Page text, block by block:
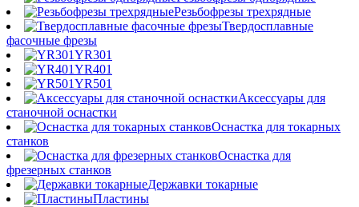
Резьбофрезы трехрядные
Твердосплавные
фасочные фрезы
YR301
YR401
YR501
Аксессуары для
станочной оснастки
Оснастка для токарных
станков
Оснастка для
фрезерных станков
Державки токарные
Пластины